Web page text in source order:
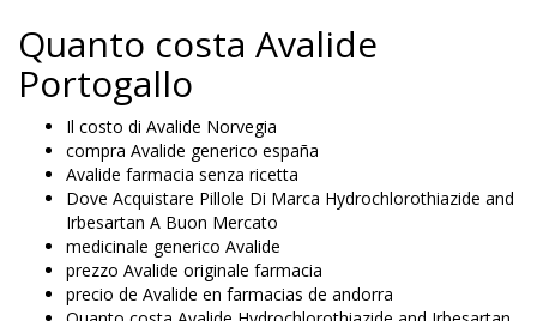
Quanto costa Avalide
Portogallo
Il costo di Avalide Norvegia
compra Avalide generico españa
Avalide farmacia senza ricetta
Dove Acquistare Pillole Di Marca Hydrochlorothiazide and
Irbesartan A Buon Mercato
medicinale generico Avalide
prezzo Avalide originale farmacia
precio de Avalide en farmacias de andorra